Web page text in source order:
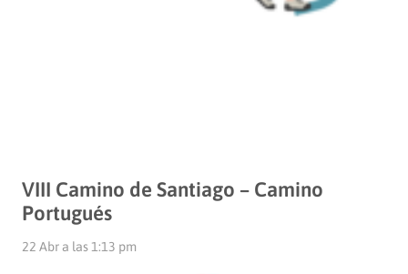
VIII Camino de Santiago – Camino
Portugués
22 Abr a las 1:13 pm